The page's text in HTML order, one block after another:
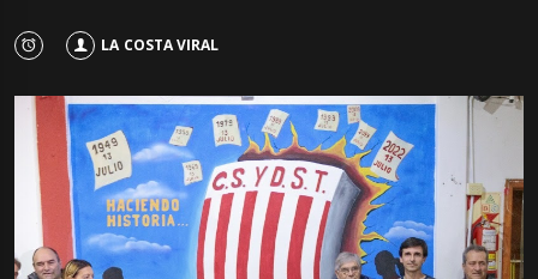
LA COSTA VIRAL